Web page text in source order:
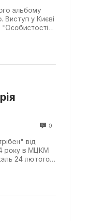
альбому
у Києві
"Особистості".
0
від
року в МЦКМ
24 лютого